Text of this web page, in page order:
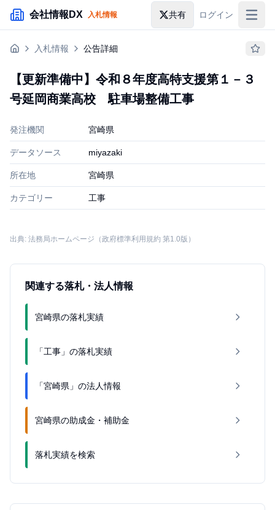
メインコンテンツにスキップ
会社情報DX 入札情報 共有 ログイン
入札情報
助成金・補助金
入札情報 公告詳細
【更新準備中】令和８年度高特支援第１－３
号延岡商業高校 駐車場整備工事
発注機関 宮崎県
データソース miyazaki
所在地 宮崎県
カテゴリー 工事
出典: 法務局ホームページ（政府標準利用規約 第1.0版）
関連する落札・法人情報
宮崎県の落札実績
「工事」の落札実績
「宮崎県」の法人情報
宮崎県の助成金・補助金
落札実績を検索